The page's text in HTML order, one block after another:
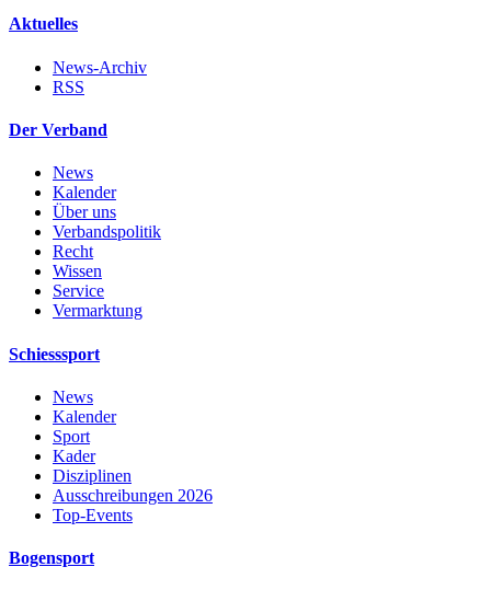
Aktuelles
News-Archiv
RSS
Der Verband
News
Kalender
Über uns
Verbandspolitik
Recht
Wissen
Service
Vermarktung
Schiesssport
News
Kalender
Sport
Kader
Disziplinen
Ausschreibungen 2026
Top-Events
Bogensport